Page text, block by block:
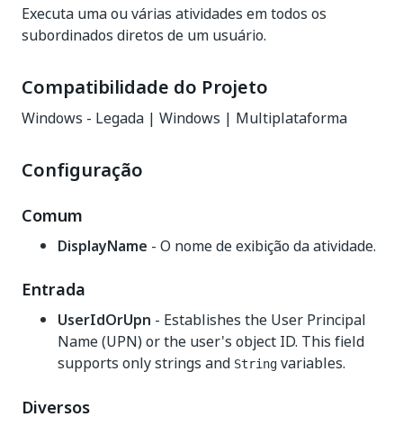
Executa uma ou várias atividades em todos os
subordinados diretos de um usuário.
Compatibilidade do Projeto
Windows - Legada | Windows | Multiplataforma
Configuração
Comum
DisplayName - O nome de exibição da atividade.
Entrada
UserIdOrUpn - Establishes the User Principal
Name (UPN) or the user's object ID. This field
supports only strings and String variables.
Diversos